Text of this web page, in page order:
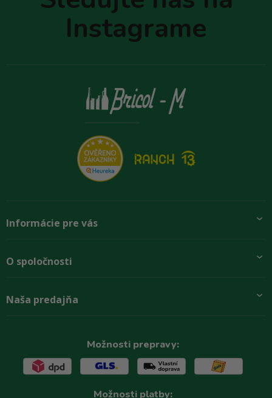
Instagrame
Informácie pre vás
Preprava a platba
Rady zákazníkom
O spoločnosti
O firme
Naša predajňa
Možnosti prepravy:
Možnosti platby: